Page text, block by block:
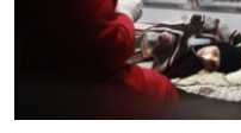
İNFOQRAFIKA
KARIKATURA
AZƏRBAYCAN ƏDƏBIYYATI
İSLAM VƏ DEMOKRATIYA
İZ - MƏDƏNIYYƏT PROQRAMI
MISSIYAMIZ
PEŞƏ ETIKASI VƏ
MATERIALLARIMIZDAN